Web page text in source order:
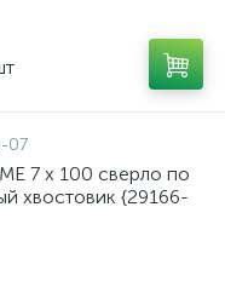
07
7 х 100 сверло по
хвостовик {29166-